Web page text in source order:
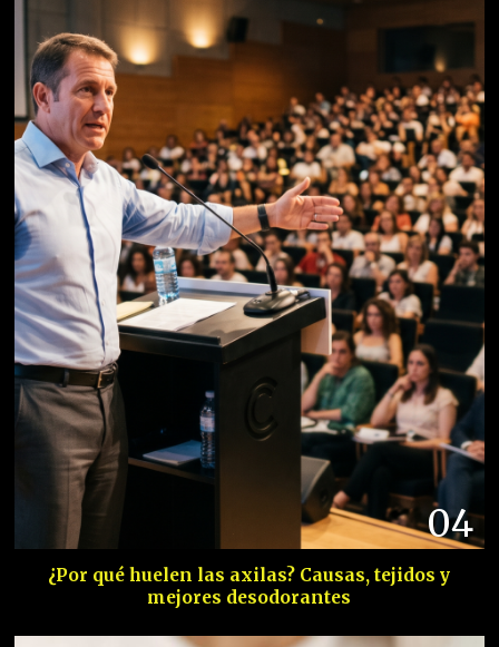
04
¿Por qué huelen las axilas? Causas, tejidos y
mejores desodorantes